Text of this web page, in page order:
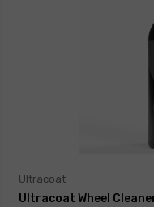
Ultracoat
Ultracoat Wheel